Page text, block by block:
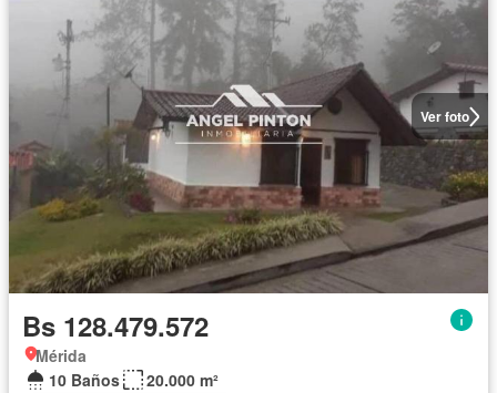
Ver foto
Bs 128.479.572
Mérida
10 Baños
20.000 m²